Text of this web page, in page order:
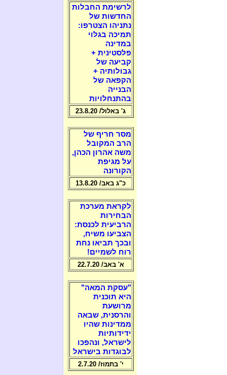
לרשימת החבלות
החדשות של
נתניהו הצטרפו:
תמיכה בגלוי
במדינה
פלסטינית +
קביעה של
גבולותיה +
הקפאה של
הבנייה
בהתנחלויות
ג' באלול/ 23.8.20
מסר חריף של
הרב המקובל
משה אהרון הכהן,
על מגיפת
הקורונה
כ"ג באב/ 13.8.20
לקראת מערכת
הבחירות
הרביעית לכנסת:
הצביעו משיח,
ובכך תביאו נחת
רוח לשמיים!
א' באב/ 22.7.20
"עסקת המאה"
היא תוכנית
מרושעת
והרסנית, שבאה
ממדינות שהיו
ידידותיות
לישראל, ונהפכו
לבוגדות בישראל
י' בתמוז/ 2.7.20